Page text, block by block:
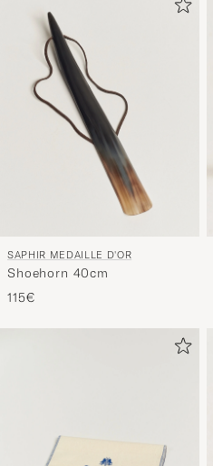
SAPHIR MEDAILLE D'OR
Shoehorn 40cm
115€